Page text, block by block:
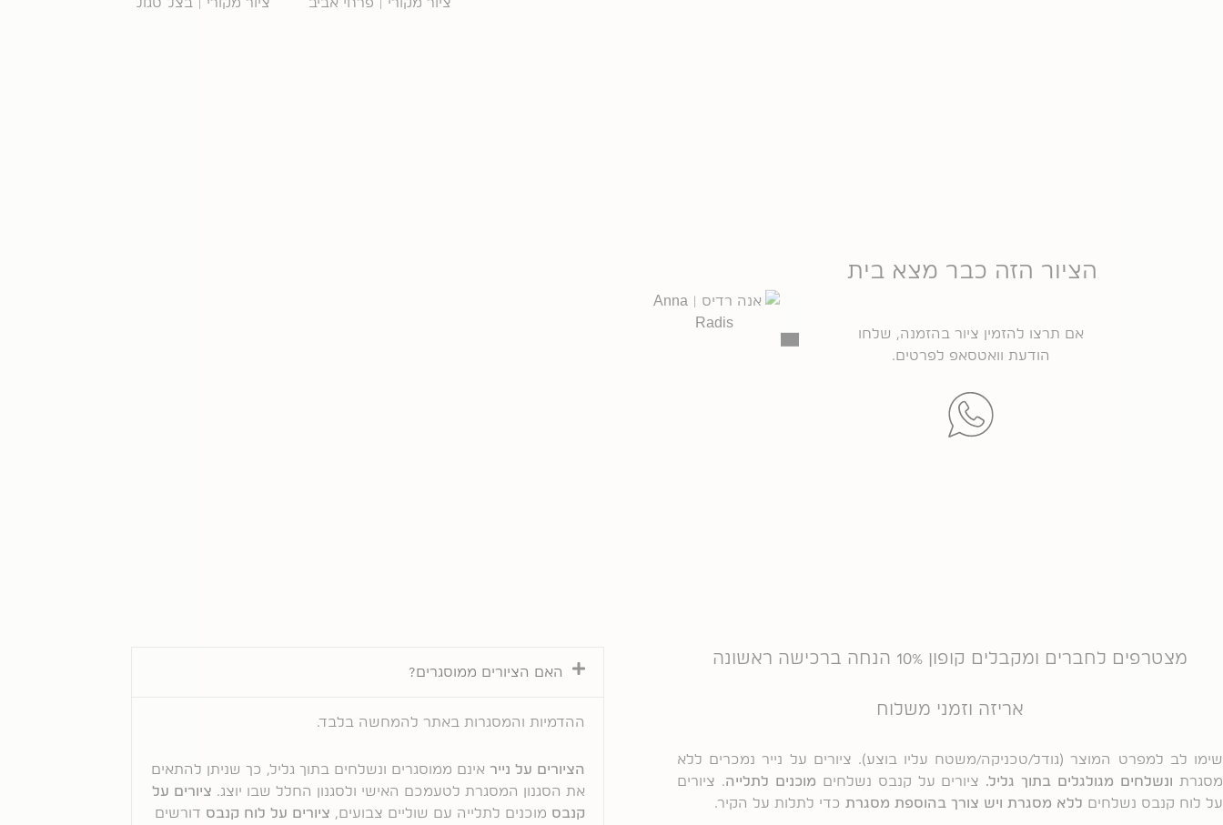
הציור הזה כבר מצא בית
אם תרצו להזמין ציור בהזמנה, שלחו
הודעת וואטסאפ לפרטים.
מצטרפים לחברים ומקבלים קופון 10% הנחה ברכישה ראשונה
אריזה וזמני משלוח
שימו לב למפרט המוצר (גודל/טכניקה/משטח עליו בוצע). ציורים על נייר נמכרים ללא
מסגרתונשלחים מגולגלים בתוך גליל. ציורים על קנבס נשלחים מוכנים לתלייה. ציורים
על לוח קנבס נשלחים ללא מסגרת ויש צורך בהוספת מסגרת כדי לתלות על הקיר.
האם הציורים ממוסגרים?
ההדמיות והמסגרות באתר להמחשה בלבד.
הציורים על נייר אינם ממוסגרים ונשלחים בתוך גליל, כך שניתן להתאים
את הסגנון המסגרת לטעמכם האישי ולסגנון החלל שבו יוצג. ציורים על
קנבס מוכנים לתלייה עם שוליים צבועים, ציורים על לוח קנבס דורשים